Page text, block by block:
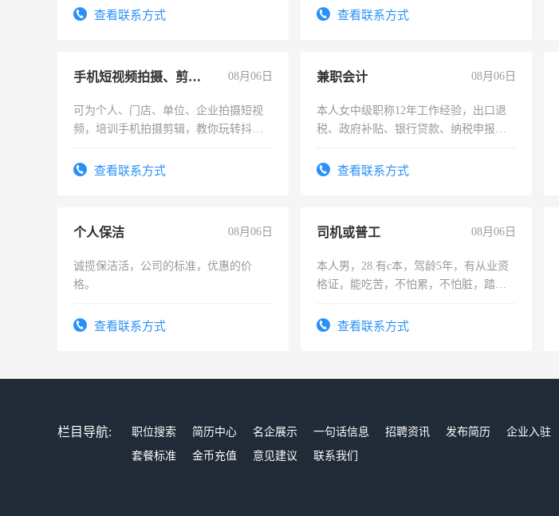
查看联系方式 查看联系方式
手机短视频拍摄、剪辑、抖音快手 08月06日
可为个人、门店、单位、企业拍摄短视
频，培训手机拍摄剪辑，教你玩转抖音
频，培训手机拍摄剪辑，教你玩转抖
查看联系方式
兼职会计 08月06日
本人女中级职称12年工作经验，出口退
税、政府补贴、银行贷款、纳税申报、
务，财务咨询等业务。欲求兼职会计工
查看联系方式
个人保洁 08月06日
诚揽保洁活，公司的标准，优惠的价
格。
查看联系方式
司机或普工 08月06日
本人男，28.有c本，驾龄5年，有从业资
格证，能吃苦，不怕累，不怕脏，踏
查看联系方式
栏目导航: 职位搜索 简历中心 名企展示 一句话信息 招聘资讯 发布简历 企业入驻
套餐标准
金币充值 意见建议 联系我们